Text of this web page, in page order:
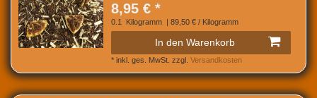
8,95 € *
0.1 Kilogramm | 89,50 € / Kilogramm
In den Warenkorb
* inkl. ges. MwSt. zzgl. Versandkosten